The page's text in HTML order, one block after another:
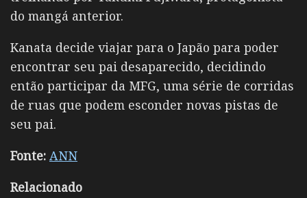
do mangá anterior.
Kanata decide viajar para o Japão para poder
encontrar seu pai desaparecido, decidindo
então participar da MFG, uma série de corridas
de ruas que podem esconder novas pistas de
seu pai.
Fonte: ANN
Relacionado